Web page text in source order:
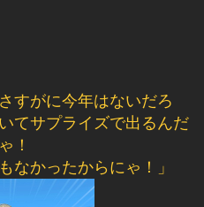
すがに今年はないだろ
てサプライズで出るんだ
！
なかったからにゃ！」